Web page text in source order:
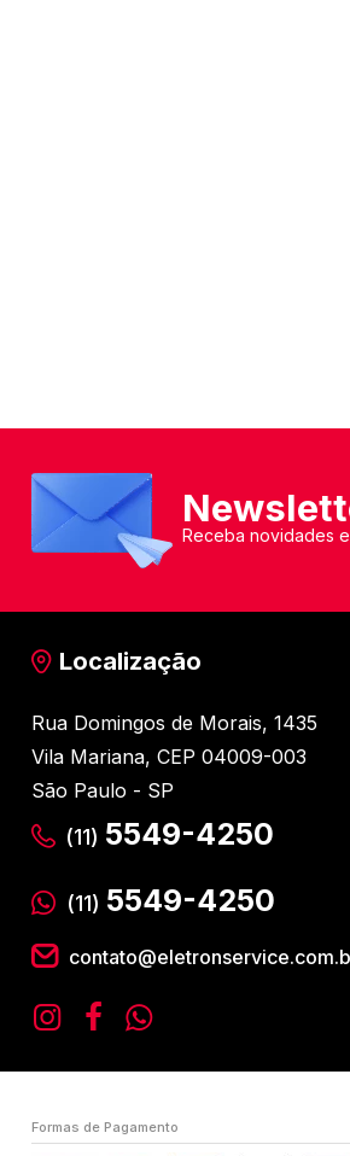
Receba novidades
Localização
Rua Domingos de Morais, 1435
Vila Mariana, CEP 04009-003
São Paulo - SP
(11) 5549-4250
(11) 5549-4250
Formas de Pagamento